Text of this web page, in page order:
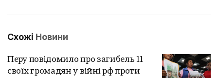
Схожі Новини
Перу повідомило про загибель 11
своїх громадян у війні рф проти